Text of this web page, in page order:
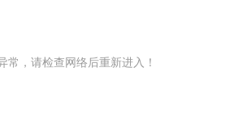
常，请检查网络后重新进入！